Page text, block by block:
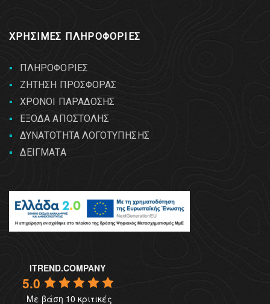
ΧΡΗΣΙΜΕΣ ΠΛΗΡΟΦΟΡΙΕΣ
ΠΛΗΡΟΦΟΡΙΕΣ
ΖΗΤΗΣΗ ΠΡΟΣΦΟΡΑΣ
ΧΡΟΝΟΙ ΠΑΡΑΔΟΣΗΣ
ΕΞΟΔΑ ΑΠΟΣΤΟΛΗΣ
ΔΥΝΑΤΟΤΗΤΑ ΛΟΓΟΤΥΠΗΣΗΣ
ΔΕΙΓΜΑΤΑ
ITREND.COMPANY
5.0
Με βάση 10 κριτικές